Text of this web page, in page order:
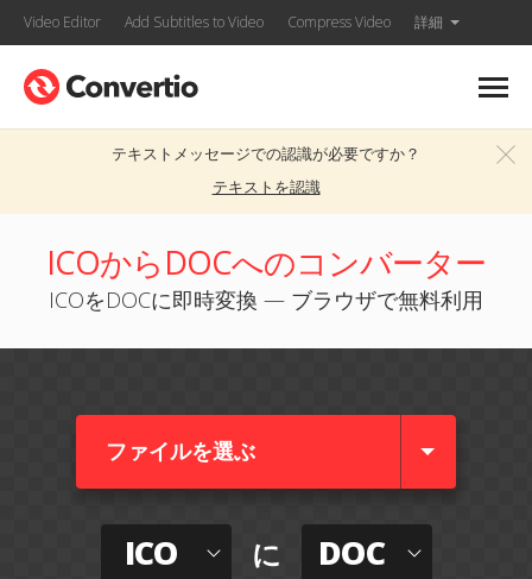
Video Editor Add Subtitles to Video Compress Video 詳細
テキストメッセージでの認識が必要ですか？
テキストを認識
ICOからDOCへのコンバーター
ICOをDOCに即時変換 — ブラウザで無料利用
ファイルを選ぶ
ICO に DOC